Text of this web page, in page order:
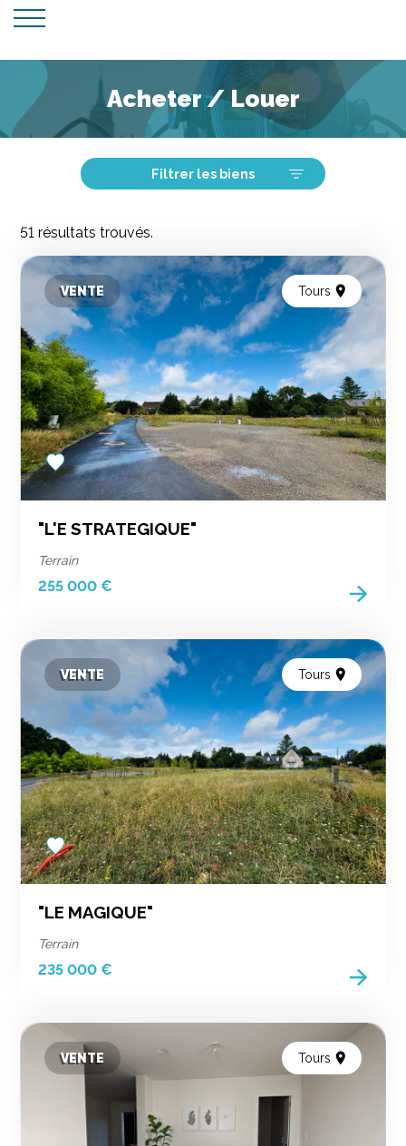
Acheter / Louer
Filtrer les biens
51 résultats trouvés.
VENTE Tours
Add
to
favorites
"L'E STRATEGIQUE"
Terrain
255 000 €
VENTE Tours
Add
to
favorites
"LE MAGIQUE"
Terrain
235 000 €
VENTE Tours